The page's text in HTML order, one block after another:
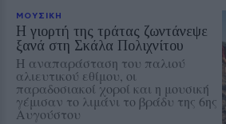
ΜΟΥΣΙΚΗ
Η γιορτή της τράτας ζωντάνεψε
ξανά στη Σκάλα Πολιχνίτου
Η αναπαράσταση του παλιού
αλιευτικού εθίμου, οι
παραδοσιακοί χοροί και η μουσική
γέμισαν το λιμάνι το βράδυ της 6ης
Αυγούστου